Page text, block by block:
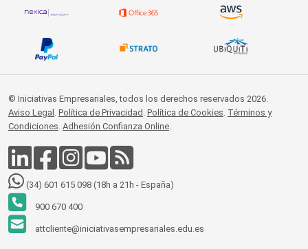
© Iniciativas Empresariales, todos los derechos reservados 2026.
Aviso Legal
Política de Privacidad Política de Cookies Términos y
Condiciones Adhesión Confianza Online
(34) 601 615 098 (18h a 21h - España)
900 670 400
attcliente@iniciativasempresariales.edu.es